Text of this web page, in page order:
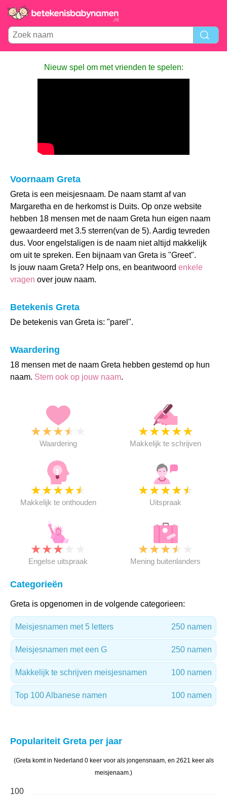
Nieuw spel om met vrienden te spelen:
Voornaam Greta
Greta is een meisjesnaam. De naam stamt af van
Margaretha en de herkomst is Duits. Op onze website
hebben 18 mensen met de naam Greta hun eigen naam
gewaardeerd met 3.5 sterren(van de 5). Aardig tevreden
dus. Voor engelstaligen is de naam niet altijd makkelijk
om uit te spreken. Een bijnaam van Greta is "Greet".
Is jouw naam Greta? Help ons, en beantwoord enkele
vragen over jouw naam.
Betekenis Greta
De betekenis van Greta is: "parel".
Waardering
18 mensen met de naam Greta hebben gestemd op hun
naam. Stem ook op jouw naam.
★★★★
Waardering
★★★★★
Makkelijk te schrijven
★★★★★
Makkelijk te onthouden
★★★★★
Uitspraak
★★★
Engelse uitspraak
★★★★
Mening buitenlanders
Categorieën
Greta is opgenomen in de volgende categorieen:
Meisjesnamen met 5 letters 250 namen
Meisjesnamen met een G 250 namen
Makkelijk te schrijven meisjesnamen 100 namen
Top 100 Albanese namen 100 namen
Populariteit Greta per jaar
(Greta komt in Nederland 0 keer voor als jongensnaam, en 2621 keer als
meisjenaam.)
100